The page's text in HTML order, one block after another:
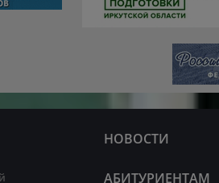
НОВОСТИ
АБИТУРИЕНТАМ